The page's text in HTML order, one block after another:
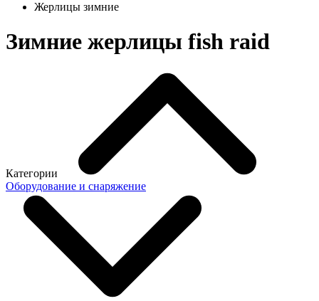
Жерлицы зимние
Зимние жерлицы fish raid
Категории
Оборудование и снаряжение